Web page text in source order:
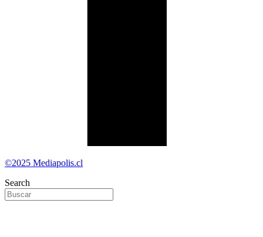
©2025 Mediapolis.cl
Search